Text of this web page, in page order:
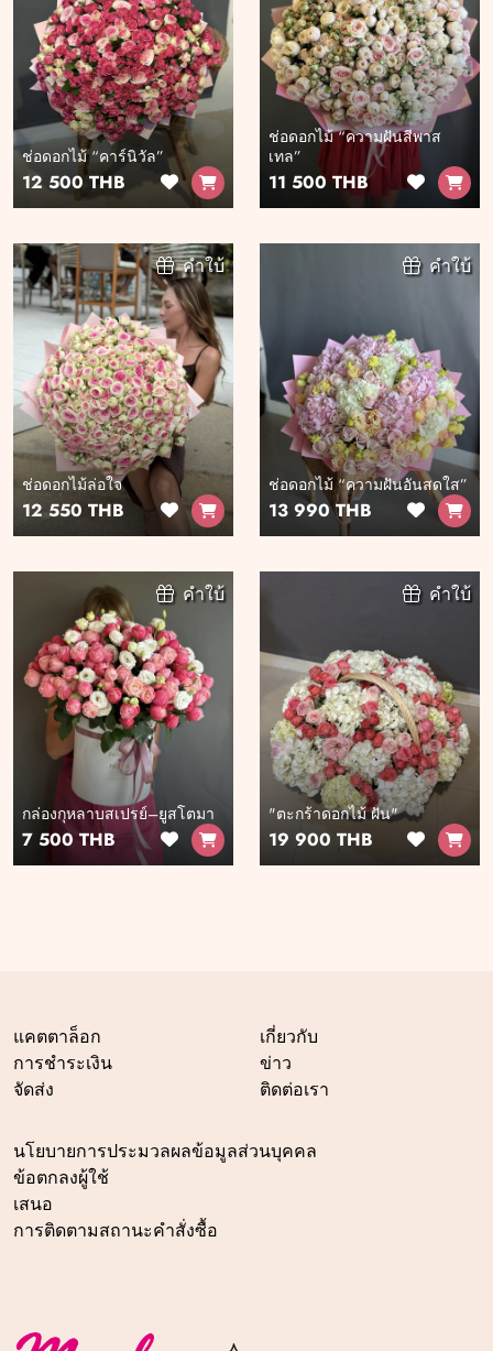
ช่อดอกไม้ “คาร์นิวัล”
12 500 THB
ช่อดอกไม้ “ความฝันสีพาส
เทล”
11 500 THB
คำใบ้
ช่อดอกไม้ล่อใจ
12 550 THB
คำใบ้
ช่อดอกไม้ “ความฝันอันสดใส”
13 990 THB
คำใบ้
กล่องกุหลาบสเปรย์–ยูสโตมา
7 500 THB
คำใบ้
"ตะกร้าดอกไม้ ฝัน"
19 900 THB
แคตตาล็อก
การชำระเงิน
จัดส่ง
เกี่ยวกับ
ข่าว
ติดต่อเรา
นโยบายการประมวลผลข้อมูลส่วนบุคคล
ข้อตกลงผู้ใช้
เสนอ
การติดตามสถานะคำสั่งซื้อ